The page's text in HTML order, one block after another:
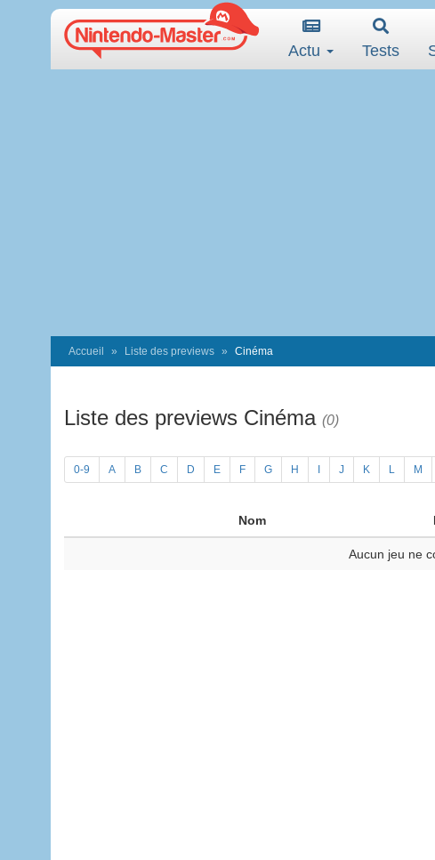
Actu Tests
Accueil Liste des previews Cinéma
Liste des previews Cinéma (0)
0-9 A B C D E F G H J K L M
Nom
Aucun jeu ne